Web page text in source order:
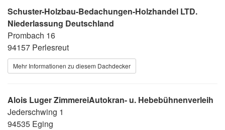
Schuster-Holzbau-Bedachungen-Holzhandel LTD.
Niederlassung Deutschland
Prombach 16
94157 Perlesreut
Mehr Informationen zu diesem Dachdecker
Alois Luger ZimmereiAutokran- u. Hebebühnenverleih
Jederschwing 1
94535 Eging